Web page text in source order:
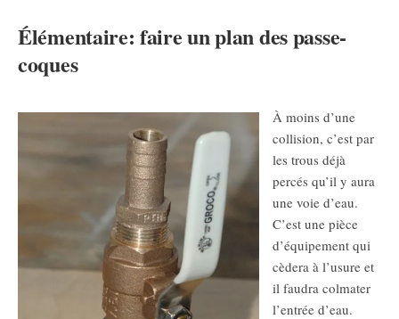
Élémentaire: faire un plan des passe-
coques
À moins d’une
collision, c’est par
les trous déjà
percés qu’il y aura
une voie d’eau.
C’est une pièce
d’équipement qui
cèdera à l’usure et
il faudra colmater
l’entrée d’eau.